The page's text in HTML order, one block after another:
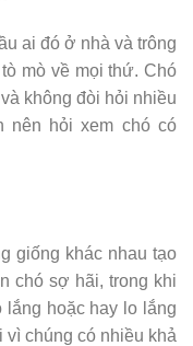
ai đó ở nhà và trông
mò về mọi thứ. Chó
không đòi hỏi nhiều
nên hỏi xem chó có
giống khác nhau tạo
chó sợ hãi, trong khi
hoặc hay lo lắng
vì chúng có nhiều khả